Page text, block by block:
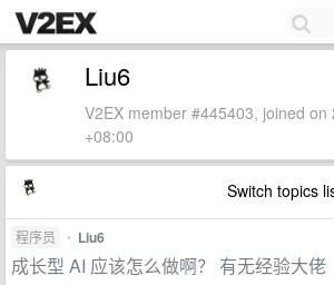
Liu6
V2EX member #445403, joined
+08:00
Switch topics
程序员 • Liu6
成长型 AI 应该怎么做啊？ 有无经验大佬